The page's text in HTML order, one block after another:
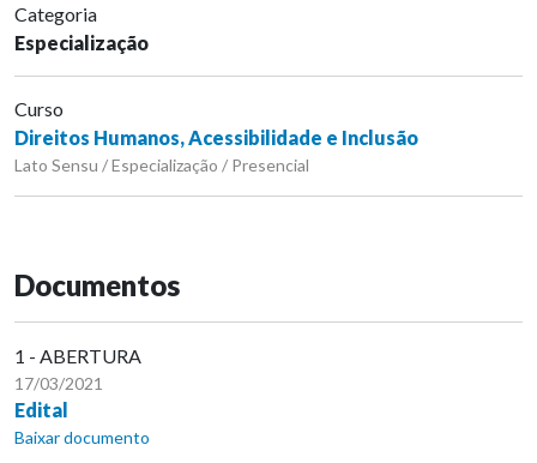
Categoria
Especialização
Curso
Direitos Humanos, Acessibilidade e Inclusão
Lato Sensu / Especialização / Presencial
Documentos
1 - ABERTURA
17/03/2021
Edital
Baixar documento